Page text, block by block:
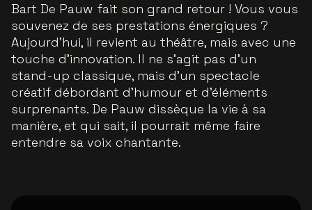
Bart De Pauw fait son grand retour ! Vous vous
souvenez de ses prestations énergiques ?
Aujourd'hui, il revient au théâtre, mais avec une
touche d'innovation. Il ne s'agit pas d'un
stand-up classique, mais d'un spectacle
créatif débordant d'humour et d'éléments
surprenants. De Pauw dissèque la vie à sa
manière, et qui sait, il pourrait même faire
entendre sa voix chantante.